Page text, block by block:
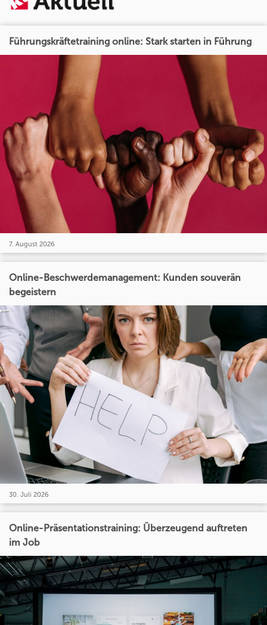
Führungskräftetraining online: Stark starten in Führung
7. August 2026
Online-Beschwerdemanagement: Kunden souverän
begeistern
30. Juli 2026
Online-Präsentationstraining: Überzeugend auftreten
im Job